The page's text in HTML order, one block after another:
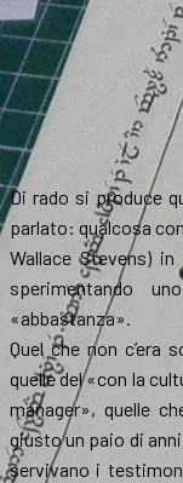
Di rado si produce
parlato: qualcosa
Wallace Stevens)
sperimentando
«abbastanza».
Quel che non c’era
quelle del «con la
manager», quelle
giusto un paio di
servivano i